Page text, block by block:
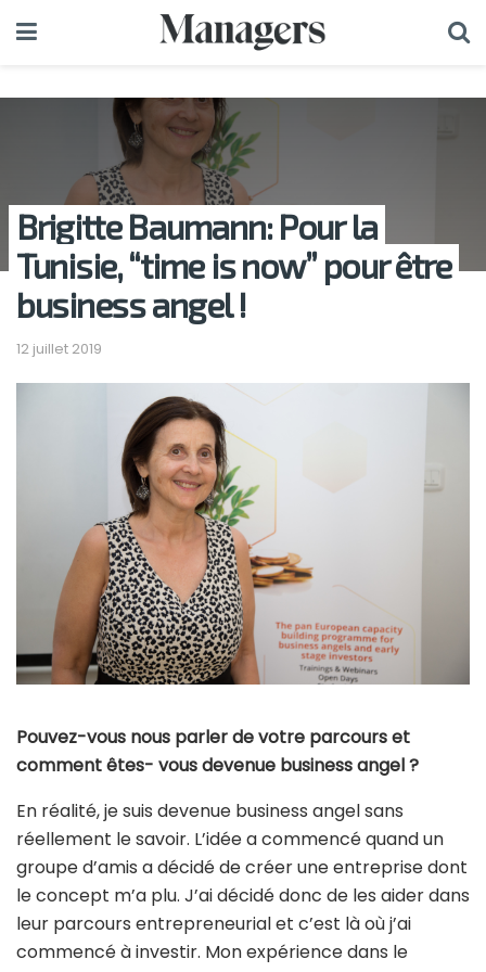
Brigitte Baumann: Pour la
Tunisie, “time is now” pour être
business angel !
12 juillet 2019
Pouvez-vous nous parler de votre parcours et
comment êtes- vous devenue business angel ?
En réalité, je suis devenue business angel sans
réellement le savoir. L’idée a commencé quand un
groupe d’amis a décidé de créer une entreprise dont
le concept m’a plu. J’ai décidé donc de les aider dans
leur parcours entrepreneurial et c’est là où j’ai
commencé à investir. Mon expérience dans le